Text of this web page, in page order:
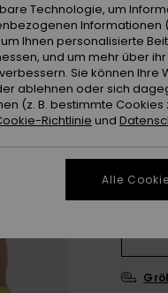
Farbe
Technologie, um
Informationen
Ihnen personalisierte
und um mehr über ihr
Sie können Ihre
ablehnen oder sich
(z. B. bestimmte Cookies
Richtlinie und
Alle